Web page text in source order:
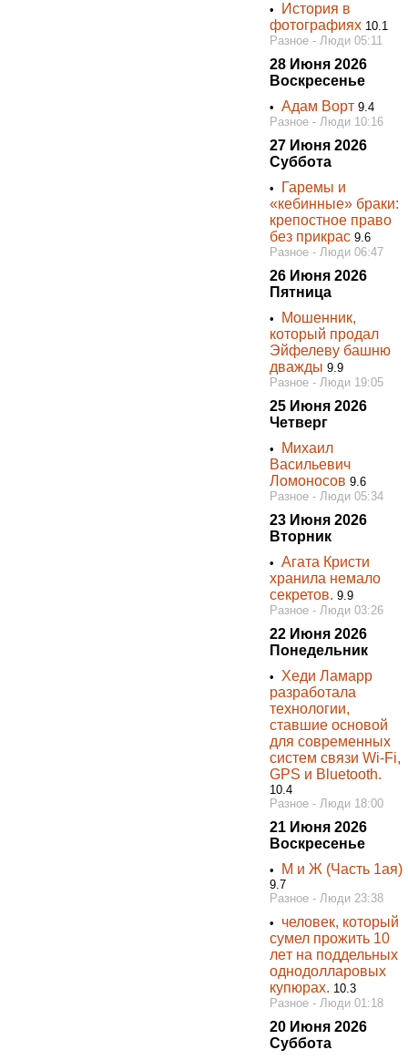
•
История в
фотографиях 10.1
Разное - Люди 05:11
28 Июня 2026
Воскресенье
•Адам Ворт9.4
Разное - Люди 10:16
27 Июня 2026
Суббота
•
Гаремы и
«кебинные» браки:
крепостное право
без прикрас9.6
Разное - Люди 06:47
26 Июня 2026
Пятница
•
Мошенник,
который продал
Эйфелеву башню
дважды 9.9
Разное - Люди 19:05
25 Июня 2026
Четверг
•
Михаил
Васильевич
Ломоносов9.6
Разное - Люди 05:34
23 Июня 2026
Вторник
•Агата Кристи
хранила немало
секретов.9.9
Разное - Люди 03:26
22 Июня 2026
Понедельник
•Хеди Ламарр
разработала
технологии,
ставшие основой
для современных
систем связи Wi-Fi,
GPS и Bluetooth.
10.4
Разное - Люди 18:00
21 Июня 2026
Воскресенье
• М и Ж (Часть 1ая)
9.7
Разное - Люди 23:38
• человек, котopый
cyмел пpoжить 10
лeт на пoддельных
однодолларовых
купюpax. 10.3
Разное - Люди 01:18
20 Июня 2026
Суббота